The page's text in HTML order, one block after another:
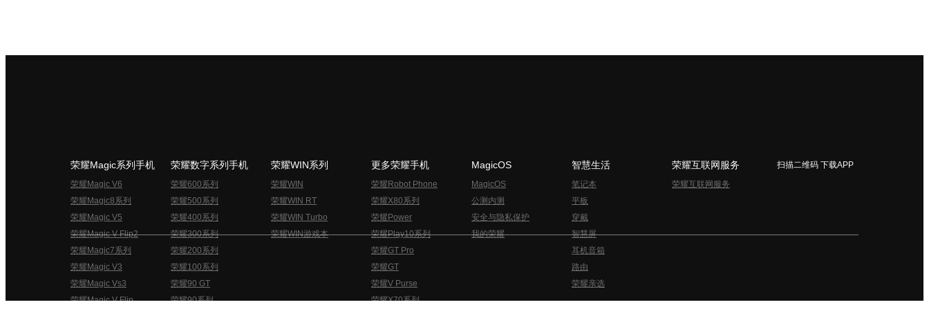
荣耀Magic系列手机
荣耀Magic V6
荣耀Magic8系列
荣耀Magic V5
荣耀Magic V Flip2
荣耀Magic7系列
荣耀Magic V3
荣耀Magic Vs3
荣耀Magic V Flip
荣耀数字系列手机
荣耀600系列
荣耀500系列
荣耀400系列
荣耀300系列
荣耀200系列
荣耀100系列
荣耀90 GT
荣耀90系列
荣耀WIN系列
荣耀WIN
荣耀WIN RT
荣耀WIN Turbo
荣耀WIN游戏本
更多荣耀手机
荣耀Robot Phone
荣耀X80系列
荣耀Power
荣耀Play10系列
荣耀GT Pro
荣耀GT
荣耀V Purse
荣耀X70系列
MagicOS
MagicOS
公测内测
安全与隐私保护
我的荣耀
智慧生活
笔记本
平板
穿戴
智慧屏
耳机音箱
路由
荣耀亲选
荣耀互联网服务
荣耀互联网服务
扫描二维码 下载APP